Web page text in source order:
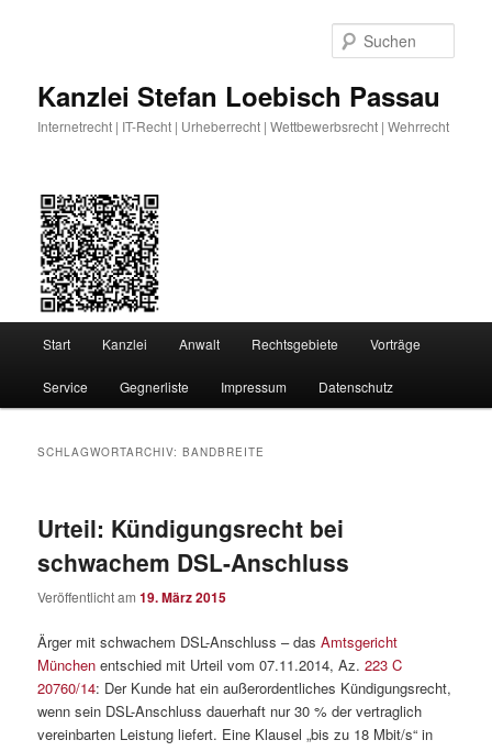
Kanzlei Stefan Loebisch Passau
Internetrecht | IT-Recht | Urheberrecht | Wettbewerbsrecht | Wehrrecht
Start Kanzlei Anwalt Rechtsgebiete Vorträge
Service Gegnerliste Impressum Datenschutz
SCHLAGWORTARCHIV:BANDBREITE
Urteil: Kündigungsrecht bei
schwachem DSL-Anschluss
Veröffentlicht am19. März 2015
Ärger mit schwachem DSL-Anschluss – dasAmtsgericht
München entschied mit Urteil vom 07.11.2014, Az.223 C
20760/14: Der Kunde hat ein außerordentliches Kündigungsrecht,
wenn sein DSL-Anschluss dauerhaft nur 30 % der vertraglich
vereinbarten Leistung liefert. Eine Klausel „bis zu 18 Mbit/s“ in